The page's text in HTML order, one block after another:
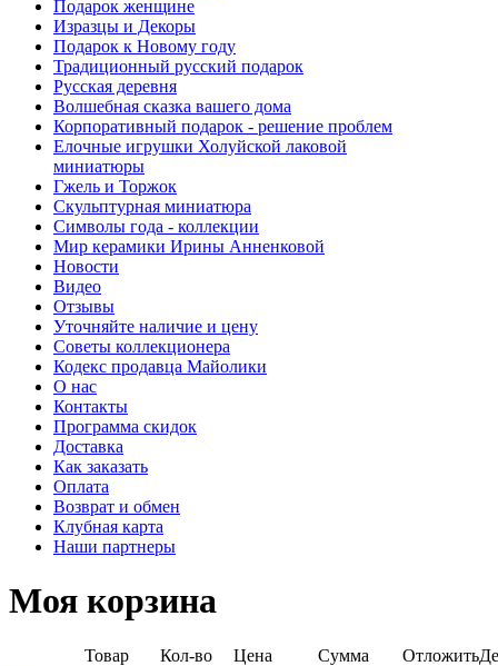
Подарок женщине
Изразцы и Декоры
Подарок к Новому году
Традиционный русский подарок
Русская деревня
Волшебная сказка вашего дома
Корпоративный подарок - решение проблем
Елочные игрушки Холуйской лаковой
миниатюры
Гжель и Торжок
Скульптурная миниатюра
Символы года - коллекции
Мир керамики Ирины Анненковой
Новости
Видео
Отзывы
Уточняйте наличие и цену
Советы коллекционера
Кодекс продавца Майолики
О нас
Контакты
Программа скидок
Доставка
Как заказать
Оплата
Возврат и обмен
Клубная карта
Наши партнеры
Моя корзина
Товар Кол-во Цена Сумма Отложить